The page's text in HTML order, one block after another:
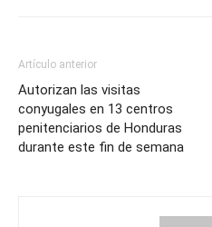
Artículo anterior
Autorizan las visitas
conyugales en 13 centros
penitenciarios de Honduras
durante este fin de semana